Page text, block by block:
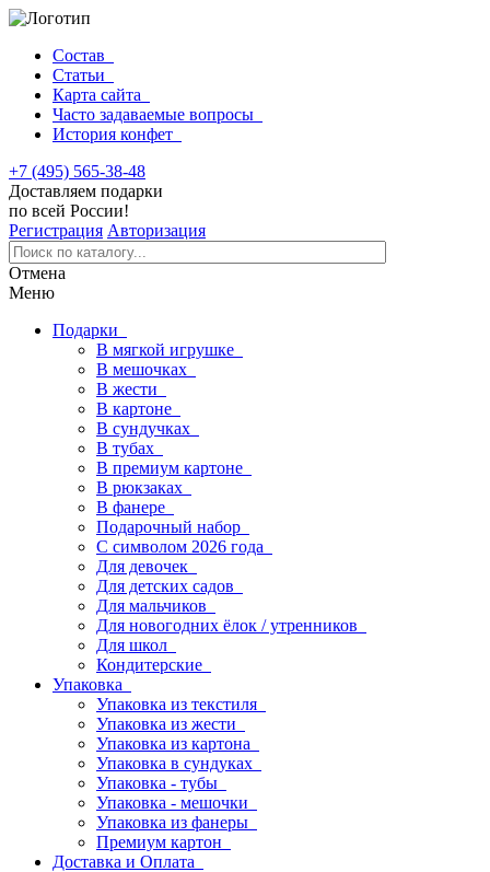
Состав
Статьи
Карта сайта
Часто задаваемые вопросы
История конфет
+7 (495) 565-38-48
Доставляем подарки
по всей России!
Регистрация Авторизация
Отмена
Меню
Подарки
В мягкой игрушке
В мешочках
В жести
В картоне
В сундучках
В тубах
В премиум картоне
В рюкзаках
В фанере
Подарочный набор
С символом 2026 года
Для девочек
Для детских садов
Для мальчиков
Для новогодних ёлок / утренников
Для школ
Кондитерские
Упаковка
Упаковка из текстиля
Упаковка из жести
Упаковка из картона
Упаковка в сундуках
Упаковка - тубы
Упаковка - мешочки
Упаковка из фанеры
Премиум картон
Доставка и Оплата